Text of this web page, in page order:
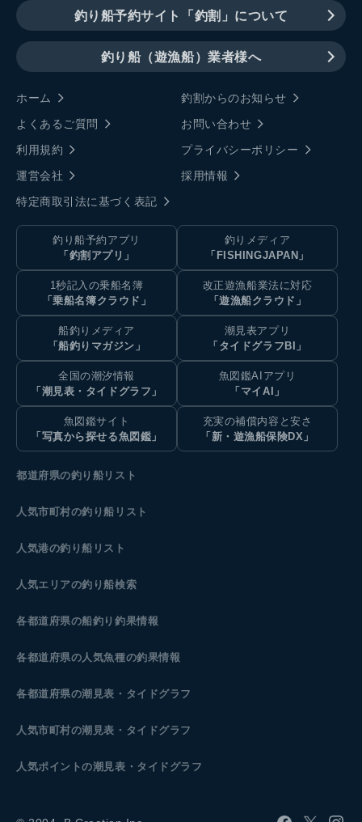
釣り船予約サイト「釣割」について
釣り船（遊漁船）業者様へ
ホーム
釣割からのお知らせ
よくあるご質問
お問い合わせ
利用規約
プライバシーポリシー
運営会社
採用情報
特定商取引法に基づく表記
釣り船予約アプリ
「釣割アプリ」
釣りメディア
「FISHINGJAPAN」
1秒記入の乗船名簿
「乗船名簿クラウド」
改正遊漁船業法に対応
「遊漁船クラウド」
船釣りメディア
「船釣りマガジン」
潮見表アプリ
「タイドグラフBI」
全国の潮汐情報
「潮見表・タイドグラフ」
魚図鑑AIアプリ
「マイAI」
魚図鑑サイト
「写真から探せる魚図鑑」
充実の補償内容と安さ
「新・遊漁船保険DX」
都道府県の釣り船リスト
人気市町村の釣り船リスト
人気港の釣り船リスト
人気エリアの釣り船検索
各都道府県の船釣り釣果情報
各都道府県の人気魚種の釣果情報
各都道府県の潮見表 ・タイドグラフ
人気市町村の潮見表・タイドグラフ
人気ポイントの潮見表・タイドグラフ